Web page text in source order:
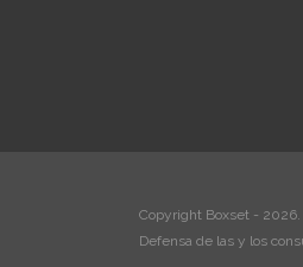
Copyright Boxset - 2026.
Defensa de las y los